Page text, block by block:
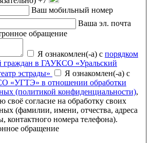
Ваш мобильный номер
Ваша эл. почта
обращение
Я ознакомлен(-а) с порядком
граждан в ГАУКСО «Уральский
эстрады»
Я ознакомлен(-а) с
«УГТЭ» в отношении обработки
(политикой конфиденциальности),
согласие на обработку своих
(фамилии, имени, отчества, адреса
контактного номера телефона).
обращение